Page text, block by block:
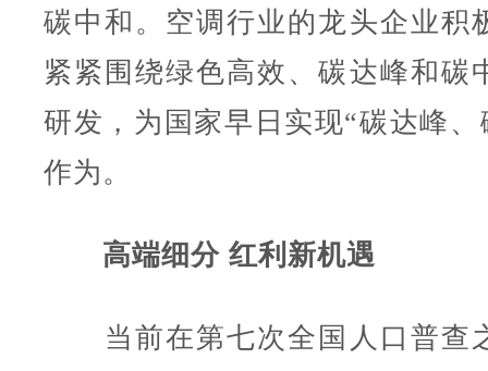
碳中和。空调行业的龙头企业积
紧紧围绕绿色高效、碳达峰和碳
研发，为国家早日实现“碳达峰
作为。
高端细分 红利新机遇
当前在第七次全国人口普查